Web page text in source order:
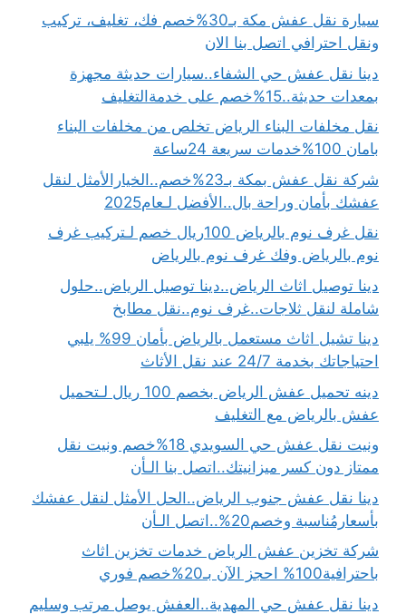
سيارة نقل عفش مكة بـ30%خصم فك، تغليف، تركيب
ونقل احترافي اتصل بنا الان
دينا نقل عفش حي الشفاء..سيارات حديثة مجهزة
بمعدات حديثة..15%خصم على خدمةالتغليف
نقل مخلفات البناء الرياض تخلص من مخلفات البناء
بامان 100%خدمات سريعة 24ساعة
شركة نقل عفش بمكة بـ23%خصم..الخيارالأمثل لنقل
عفشك بأمان وراحة بال..الأفضل لـعام2025
نقل غرف نوم بالرياض 100ريال خصم لـتركيب غرف
نوم بالرياض وفك غرف نوم بالرياض
دينا توصيل اثاث الرياض..دينا توصيل الرياض..حلول
شاملة لنقل ثلاجات..غرف نوم..نقل مطابخ
دينا تشيل اثاث مستعمل بالرياض بأمان 99% يلبي
احتياجاتك بخدمة 24/7 عند نقل الأثاث
دينه تحميل عفش الرياض بخصم 100 ريال لـتحميل
عفش بالرياض مع التغليف
ونيت نقل عفش حي السويدي 18%خصم ونيت نقل
ممتاز دون كسر ميزانيتك..اتصل بنا الـأن
دينا نقل عفش جنوب الرياض..الحل الأمثل لنقل عفشك
بأسعارمُناسبة وخصم20%..اتصل الـأن
شركة تخزين عفش الرياض خدمات تخزين اثاث
باحترافية100% احجز الآن بـ20%خصم فوري
دينا نقل عفش حي المهدية..العفش يوصل مرتب وسليم